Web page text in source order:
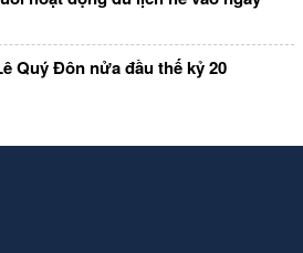
Quý Đôn nửa đầu thế kỷ 20